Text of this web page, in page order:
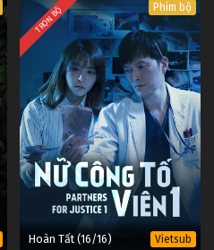
TRỌN BỘ Phim bộ
Hoàn Tất (16/16) Vietsub